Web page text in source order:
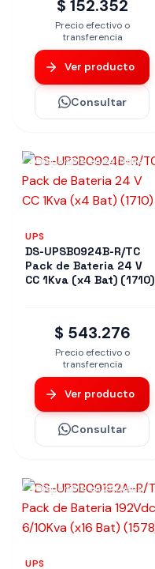
$ 152.352
Precio efectivo o
transferencia
Ver producto
Consultar
Disponible en 24/48hs
UPS
DS-UPSB0924B-R/TC
Pack de Bateria 24 V
CC 1Kva (x4 Bat) (1710)
$ 543.276
Precio efectivo o
transferencia
Ver producto
Consultar
Disponible en 24/48hs
UPS